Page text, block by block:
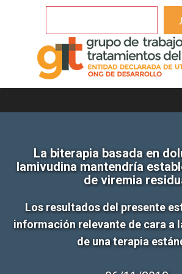
La biterapia basada en
lamivudina mantendría
de viremia
Los resultados del presente
información relevante de cara a
de una terapia